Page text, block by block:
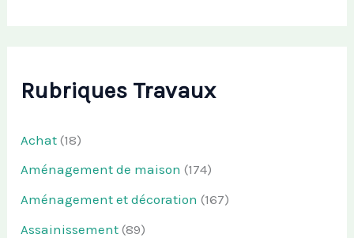
Rubriques Travaux
Achat (18)
Aménagement de maison (174)
Aménagement et décoration (167)
Assainissement (89)